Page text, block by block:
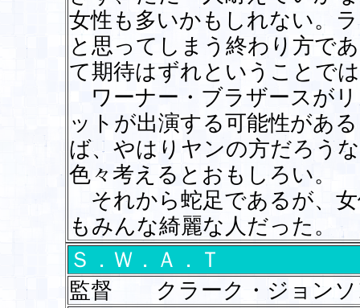
女性も多いかもしれない。
と思ってしまう終わり方で
て期待はずれということで
ワーナー・ブラザースが
ットが出演する可能性があ
ば、やはりヤンの方だろう
色々考えるとおもしろい。
それから蛇足であるが、
もみんな綺麗な人だった。
Ｓ．Ｗ．Ａ．Ｔ
監督 クラーク・ジョンソ